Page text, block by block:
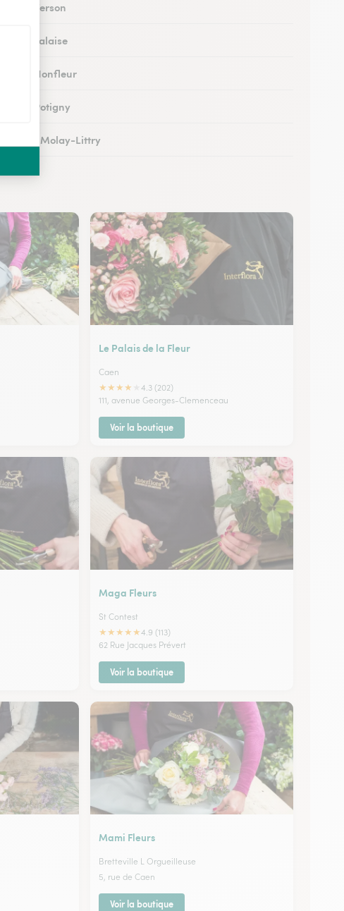
à Verson
à Falaise
à Honfleur
à Potigny
au Molay-Littry
à Pont-l’Évêque
Le Palais de la Fleur
Caen
★★★★
4.3 (202)
111, avenue Georges-Clemenceau
Voir la boutique
Maga Fleurs
St Contest
★★★★★4.9 (113)
62 Rue Jacques Prévert
Voir la boutique
Mami Fleurs
Bretteville L Orgueilleuse
5, rue de Caen
Voir la boutique